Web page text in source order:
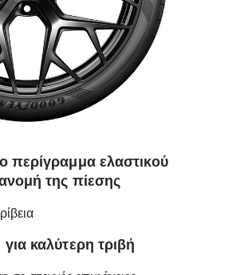
περίγραμμα ελαστικού
της πίεσης
καλύτερη τριβή